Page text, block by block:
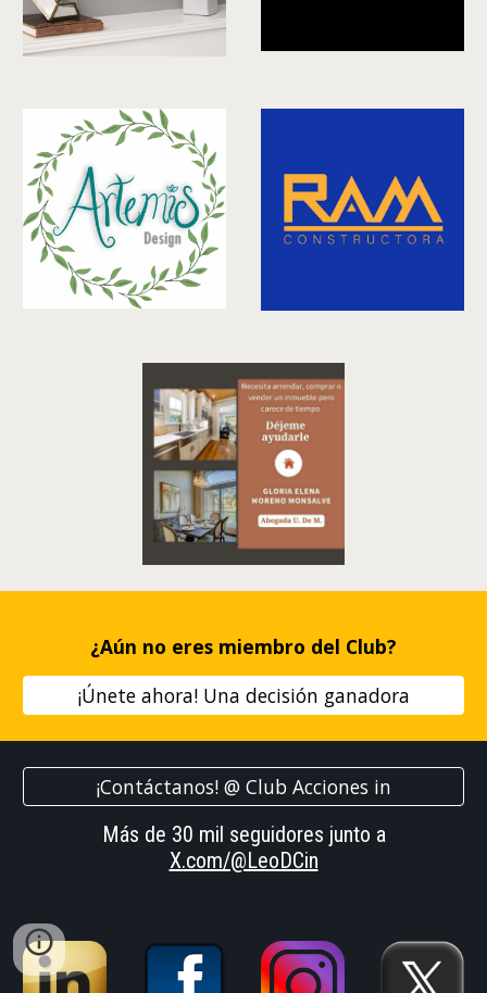
¿Aún no eres miembro del Club?
¡Únete ahora! Una decisión ganadora
¡Contáctanos! @ Club Acciones in
Más de 30 mil seguidores junto a
X.com/@LeoDCin